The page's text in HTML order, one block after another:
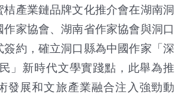
桔產業鏈品牌文化推介會在湖南洞
作家協會、湖南省作家協會與洞口
簽約，確立洞口縣為中國作家「深
」新時代文學實踐點，此舉為推
發展和文旅產業融合注入強勁動